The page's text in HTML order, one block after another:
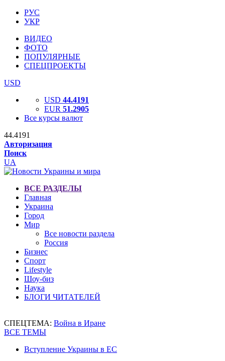
РУС
УКР
ВИДЕО
ФОТО
ПОПУЛЯРНЫЕ
СПЕЦПРОЕКТЫ
USD
USD 44.4191
EUR 51.2905
Все курсы валют
44.4191
Авторизация
Поиск
UA
ВСЕ РАЗДЕЛЫ
Главная
Украина
Город
Мир
Все новости раздела
Россия
Бизнес
Спорт
Lifestyle
Шоу-биз
Наука
БЛОГИ ЧИТАТЕЛЕЙ
СПЕЦТЕМА: Война в Иране
ВСЕ ТЕМЫ
Вступление Украины в ЕС